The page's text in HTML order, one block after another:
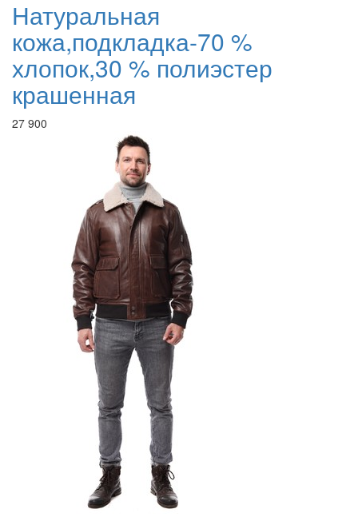
Натуральная
кожа,подкладка-70 %
хлопок,30 % полиэстер
крашенная
27 900